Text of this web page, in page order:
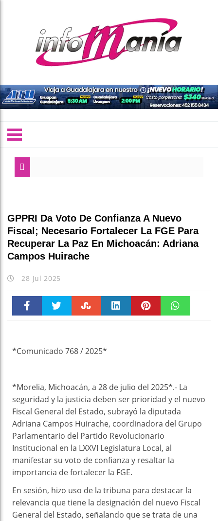
GPPRI Da Voto De Confianza A Nuevo
Fiscal; Necesario Fortalecer La FGE Para
Recuperar La Paz En Michoacán: Adriana
Campos Huirache
28 Jul 2025
*Comunicado 768 / 2025*
*Morelia, Michoacán, a 28 de julio del 2025*.- La
seguridad y la justicia deben ser prioridad y el nuevo
Fiscal General del Estado, subrayó la diputada
Adriana Campos Huirache, coordinadora del Grupo
Parlamentario del Partido Revolucionario
Institucional en la LXXVI Legislatura Local, al
manifestar su voto de confianza y resaltar la
importancia de fortalecer la FGE.
En sesión, hizo uso de la tribuna para destacar la
relevancia que tiene la designación del nuevo Fiscal
General del Estado, señalando que se trata de una